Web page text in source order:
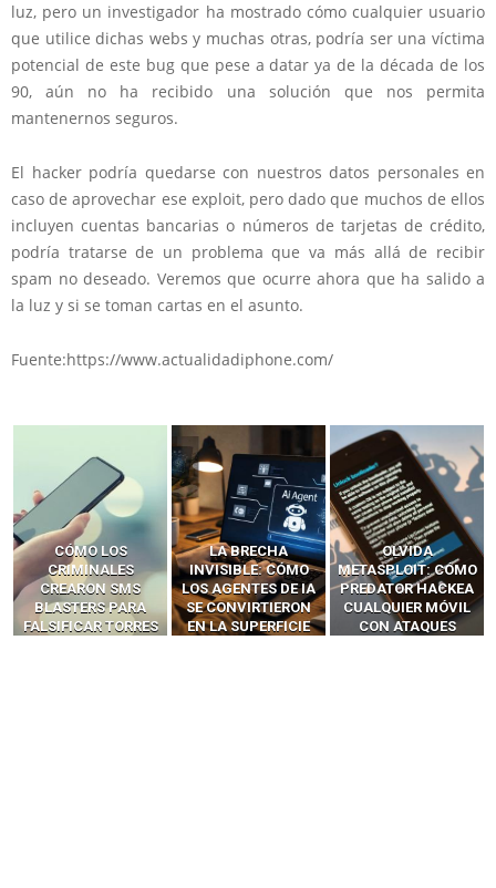
luz, pero un investigador ha mostrado cómo cualquier usuario
que utilice dichas webs y muchas otras, podría ser una víctima
potencial de este bug que pese a datar ya de la década de los
90, aún no ha recibido una solución que nos permita
mantenernos seguros.
El hacker podría quedarse con nuestros datos personales en
caso de aprovechar ese exploit, pero dado que muchos de ellos
incluyen cuentas bancarias o números de tarjetas de crédito,
podría tratarse de un problema que va más allá de recibir
spam no deseado. Veremos que ocurre ahora que ha salido a
la luz y si se toman cartas en el asunto.
Fuente:https://www.actualidadiphone.com/
LA BRECHA
INVISIBLE: CÓMO
LOS AGENTES DE IA
SE CONVIRTIERON
EN LA SUPERFICIE
OLVIDA
METASPLOIT: CÓMO
PREDATOR HACKEA
CUALQUIER MÓVIL
CON ATAQUES
CÓMO LOS HACKERS
INTERCEPTAN OTPS
Y LLAMADAS
MÓVILES SIN
‘HACKEAR’ — EL